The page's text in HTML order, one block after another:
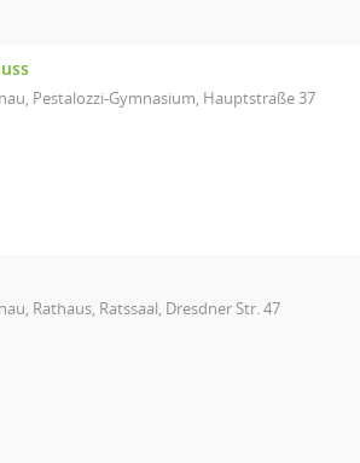
Pestalozzi-Gymnasium, Hauptstraße 37
Rathaus, Ratssaal, Dresdner Str. 47